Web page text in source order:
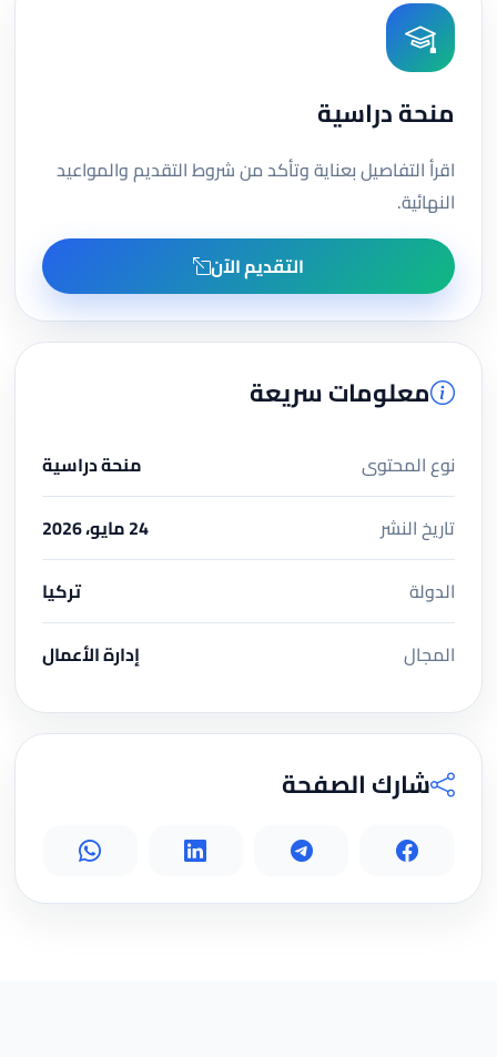
منحة دراسية
اقرأ التفاصيل بعناية وتأكد من شروط التقديم والمواعيد
النهائية.
التقديم الآن
معلومات سريعة
نوع المحتوى
منحة دراسية
تاريخ النشر
24 مايو، 2026
الدولة
تركيا
المجال
إدارة الأعمال
شارك الصفحة